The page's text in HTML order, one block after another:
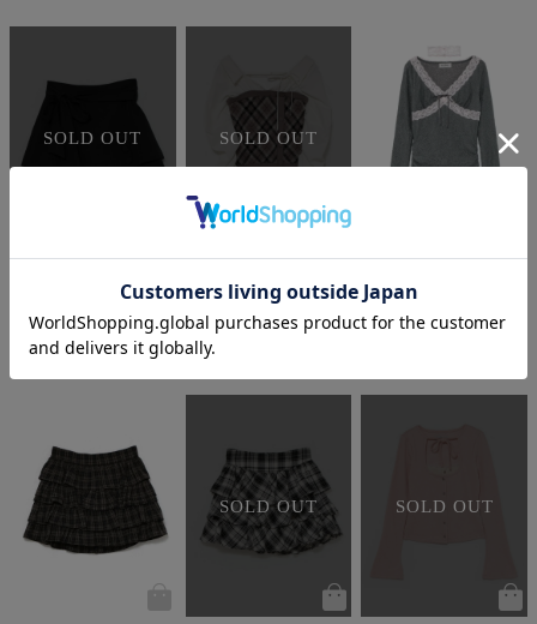
SOLD OUT
ラップリボンスカパン
¥7,700 税込
SOLD OUT
ルーズシャツニットトップス
¥7,700 税込 ¥7,700 税込
SOLD OUT SOLD OUT